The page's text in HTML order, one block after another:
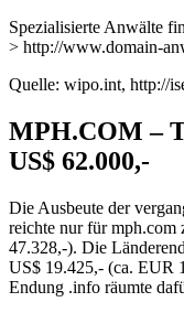
Spezialisierte Anwälte
> http://www.domain-
Quelle: wipo.int, http://
MPH.COM –
US$ 62.000,-
Die Ausbeute der
reichte nur für mph.com
47.328,-). Die
US$ 19.425,- (ca. EUR
Endung .info räumte